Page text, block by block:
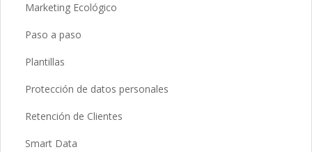
Marketing Ecológico
Paso a paso
Plantillas
Protección de datos personales
Retención de Clientes
Smart Data